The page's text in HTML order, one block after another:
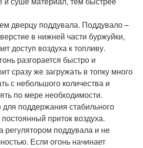
дверцу поддувала. Поддувало –
в нижней части буржуйки,
доступ воздуха к топливу.
разгорается быстро и
сразу же загружать в топку много
с небольшого количества и
по мере необходимости.
поддержания стабильного
приток воздуха.
регулятором поддувала и не
Если огонь начинает